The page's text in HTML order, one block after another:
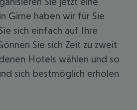
Girne haben wir für Sie
sich einfach auf Ihre
Sie sich Zeit zu zweit
Hotels wählen und so
sich bestmöglich erholen